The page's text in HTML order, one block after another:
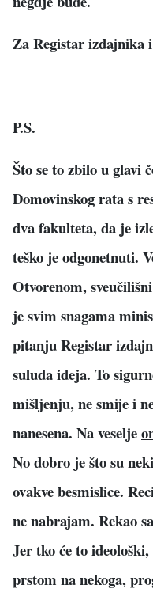
Za Registar izdajnika
P.S.
Što se to zbilo u glavi
Domovinskog rata s
dva fakulteta, da je
teško je odgonetnuti.
Otvorenom,
je svim snagama
pitanju Registar
suluda ideja. To
mišljenju, ne smije i
nanesena. Na veselje
No dobro je što su
ovakve besmislice.
ne nabrajam. Rekao
Jer tko će to
prstom na nekoga,